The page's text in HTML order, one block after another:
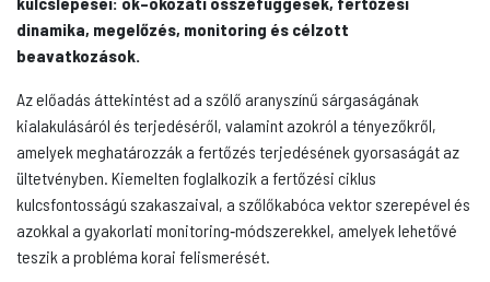
dinamika, megelőzés, monitoring és célzott
beavatkozások.
Az előadás áttekintést ad a szőlő aranyszínű sárgaságának
kialakulásáról és terjedéséről, valamint azokról a tényezőkről,
amelyek meghatározzák a fertőzés terjedésének gyorsaságát az
ültetvényben. Kiemelten foglalkozik a fertőzési ciklus
kulcsfontosságú szakaszaival, a szőlőkabóca vektor szerepével és
azokkal a gyakorlati monitoring‑módszerekkel, amelyek lehetővé
teszik a probléma korai felismerését.